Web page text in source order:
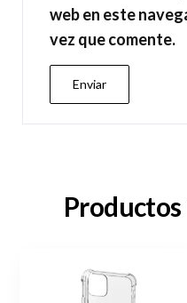
web en este
vez que comente.